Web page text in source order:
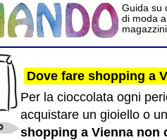
Guida su
di moda
Dove fare shopping a
Per la cioccolata ogni
acquistare un gioiello o
shopping a Vienna non